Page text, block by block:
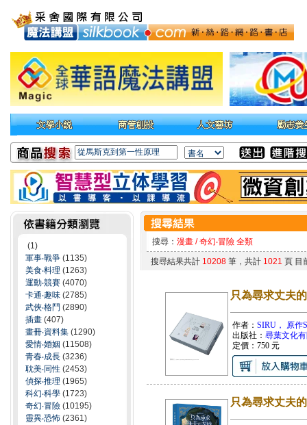
(1)
軍事‧戰爭 (1135)
美食‧料理 (1263)
運動‧競賽 (4070)
卡通‧趣味 (2785)
武俠‧格鬥 (2890)
插畫 (407)
畫冊‧資料集 (1290)
愛情‧婚姻 (11508)
青春‧成長 (3236)
耽美‧同性 (2453)
偵探‧推理 (1965)
科幻‧科學 (1723)
奇幻‧冒險 (10195)
靈異‧恐怖 (2361)
搜尋： 漫畫 / 奇幻‧冒險 全類
搜尋結果共計 10208筆，共計 1021 頁 目
只為尋求丈夫
作者： SIRU， 原作
出版社： 尋葉文化
定價： 750元
只為尋求丈夫